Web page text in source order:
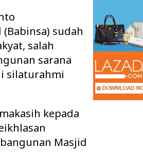
sudah
salah
sarana
silaturahmi
kepada
Masjid
Pisah Sambut Kapolres Way Kanan,
AKBP Didik Berpamitan, AKBP
Ramadhona Siap Lanj…